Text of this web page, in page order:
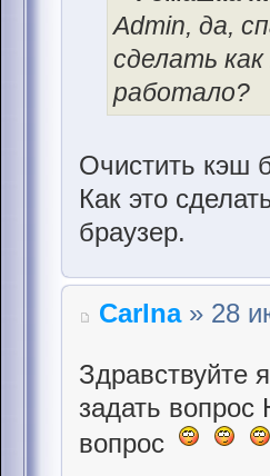
Admin, да,
сделать
работало?
Очистить кэш
Как это
браузер.
Carlna» 28
Здравствуйте
задать
вопрос